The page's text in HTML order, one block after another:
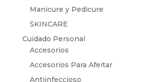
Manicure y Pedicure
SKINCARE
Cuidado Personal
Accesorios
Accesorios Para Afeitar
Antiinfeccioso